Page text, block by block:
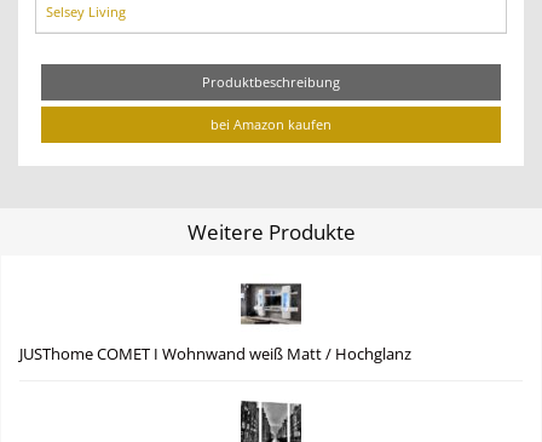
Selsey Living
Produktbeschreibung
bei Amazon kaufen
Weitere Produkte
JUSThome COMET I Wohnwand weiß Matt / Hochglanz